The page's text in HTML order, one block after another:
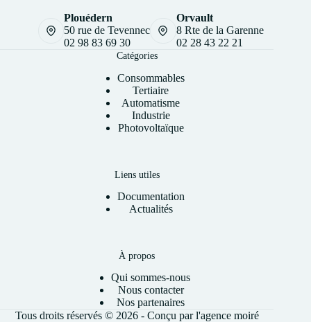
Plouédern
50 rue de Tevennec
02 98 83 69 30
Orvault
8 Rte de la Garenne
02 28 43 22 21
Catégories
Consommables
Tertiaire
Automatisme
Industrie
Photovoltaïque
Liens utiles
Documentation
Actualités
À propos
Qui sommes-nous
Nous contacter
Nos partenaires
Tous droits réservés © 2026 - Conçu par l'agence moiré